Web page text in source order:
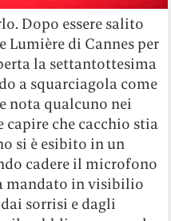
Dopo essere salito
Lumière di Cannes per
la settantottesima
a squarciagola come
nota qualcuno nei
che cacchio stia
si è esibito in un
cadere il microfono
mandato in visibilio
sorrisi e dagli